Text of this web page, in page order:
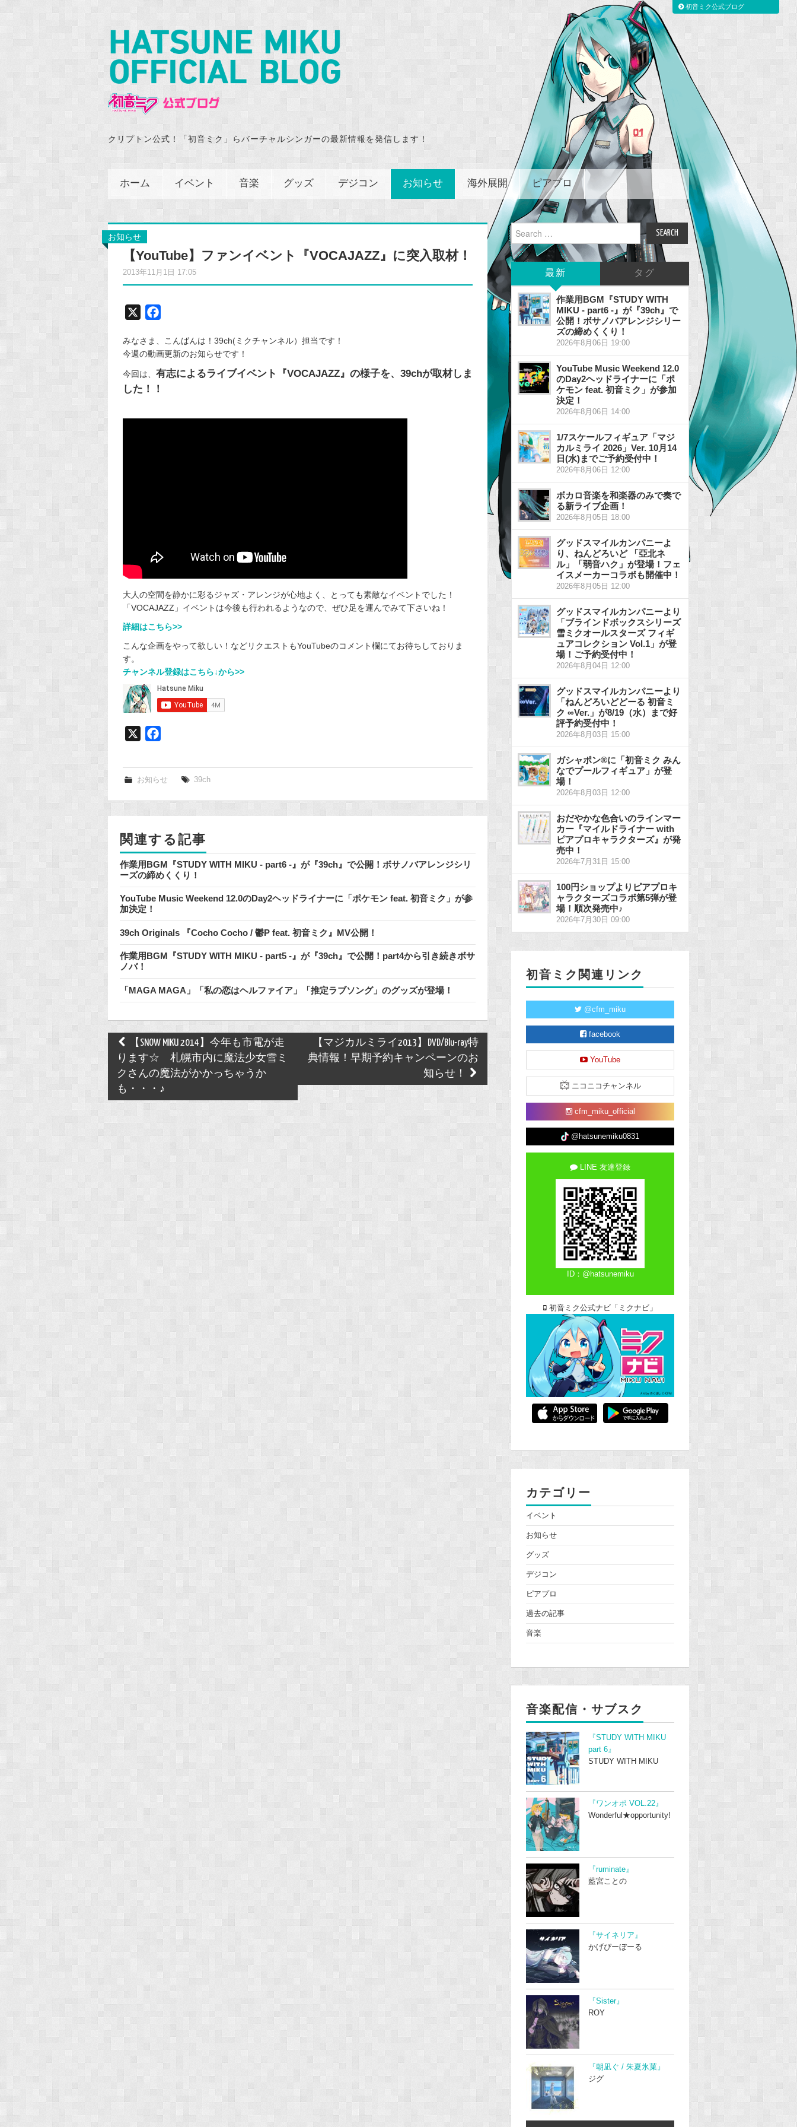
クリプトン公式！「初音ミク」らバーチャルシンガーの最新情報を発信します！
ホーム イベント 音楽 グッズ デジコン お知らせ 海外展開 ピアプロ
お知らせ
【YouTube】ファンイベント『VOCAJAZZ』に突入取材！
2013年11月1日 17:05
c
e
b
k
みなさま、こんばんは！39ch(ミクチャンネル）担当です！
今週の動画更新のお知らせです！
今回は、 有志によるライブイベント『VOCAJAZZ』の様子を、39chが取材しま
した！！
大人の空間を静かに彩るジャズ・アレンジが心地よく、とっても素敵なイベントでした！
「VOCAJAZZ」イベントは今後も行われるようなので、ぜひ足を運んでみて下さいね！
詳細はこちら>>
こんな企画をやって欲しい！などリクエストもYouTubeのコメント欄にてお待ちしておりま
す。
チャンネル登録はこちら↓から>>
e
k
お知らせ 39ch
関連する記事
作業用BGM『STUDY WITH MIKU - part6 -』が『39ch』で公開！ボサノバアレンジシリ
ーズの締めくくり！
YouTube Music Weekend 12.0のDay2ヘッドライナーに「ポケモン feat. 初音ミク」が参
加決定！
39ch Originals 『Cocho Cocho / 鬱P feat. 初音ミク』MV公開！
作業用BGM『STUDY WITH MIKU - part5 -』が『39ch』で公開！part4から引き続きボサ
ノバ！
「MAGA MAGA」「私の恋はヘルファイア」「推定ラブソング」のグッズが登場！
Post
navigation
【SNOW MIKU 2014】今年も市電が走
ります☆ 札幌市内に魔法少女雪ミ
クさんの魔法がかかっちゃうか
も・・・♪
【マジカルミライ2013】DVD/Blu-ray特
典情報！早期予約キャンペーンのお
知らせ！
Search
for:
最新 タグ
作業用BGM『STUDY WITH
MIKU - part6 -』が『39ch』で
公開！ボサノバアレンジシリー
ズの締めくくり！
2026年8月06日 19:00
YouTube Music Weekend 12.0
のDay2ヘッドライナーに「ポ
ケモン feat. 初音ミク」が参加
決定！
2026年8月06日 14:00
1/7スケールフィギュア「マジ
カルミライ 2026」Ver. 10月14
日(水)までご予約受付中！
2026年8月06日 12:00
ボカロ音楽を和楽器のみで奏で
る新ライブ企画！
2026年8月05日 18:00
グッドスマイルカンパニーよ
り、ねんどろいど 「亞北ネ
ル」「弱音ハク」が登場！フェ
イスメーカーコラボも開催中！
2026年8月05日 12:00
グッドスマイルカンパニーより
「ブラインドボックスシリーズ
雪ミクオールスターズ フィギ
ュアコレクション Vol.1」が登
場！ご予約受付中！
2026年8月04日 12:00
グッドスマイルカンパニーより
「ねんどろいどどーる 初音ミ
ク ∞Ver.」が8/19（水）まで好
評予約受付中！
2026年8月03日 15:00
ガシャポン®に「初音ミク みん
なでプールフィギュア」が登
場！
2026年8月03日 12:00
おだやかな色合いのラインマー
カー『マイルドライナー with
ピアプロキャラクターズ』が発
売中！
2026年7月31日 15:00
100円ショップよりピアプロキ
ャラクターズコラボ第5弾が登
場！順次発売中♪
2026年7月30日 09:00
初音ミク関連リンク
@cfm_miku
facebook
YouTube
ニコニコチャンネル
cfm_miku_official
@hatsunemiku0831
LINE 友達登録
ID：@hatsunemiku
初音ミク公式ナビ「ミクナビ」
カテゴリー
イベント
お知らせ
グッズ
デジコン
ピアプロ
過去の記事
音楽
音楽配信・サブスク
『STUDY WITH MIKU
part 6』
STUDY WITH MIKU
『ワンオポ VOL.22』
Wonderful★opportunity!
『ruminate』
藍宮ことの
『サイネリア』
かげぴーぼーる
『Sister』
ROY
『朝凪ぐ / 朱夏氷菓』
ジグ
初音ミク公式ブログ